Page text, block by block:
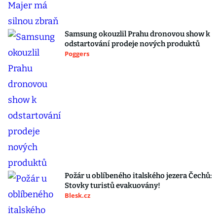
Samsung okouzlil Prahu dronovou show k
odstartování prodeje nových produktů
Poggers
Požár u oblíbeného italského jezera Čechů:
Stovky turistů evakuovány!
Blesk.cz